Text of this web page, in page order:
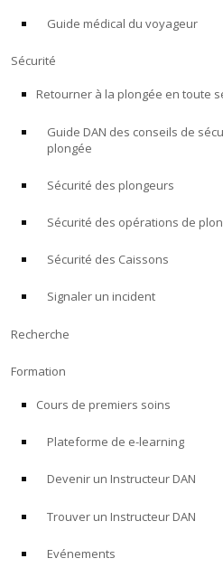
Alert Diver
Blog
Guide médical du voyageur
Sécurité
Retourner à la plongée en toute
Guide DAN des conseils de
plongée
Sécurité des plongeurs
Sécurité des opérations de
Sécurité des Caissons
Signaler un incident
Recherche
Formation
Cours de premiers soins
Plateforme de e-learning
Devenir un Instructeur DAN
Trouver un Instructeur DAN
Evénements